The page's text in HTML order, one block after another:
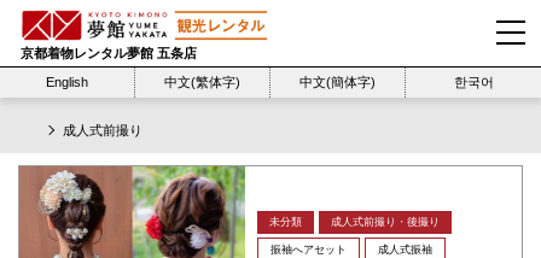
京都着物レンタル夢館 五条店
English
中文(繁体字) 中文(簡体字) 한국어
成人式前撮り
未分類 成人式前撮り・後撮り
振袖へアセット 成人式振袖